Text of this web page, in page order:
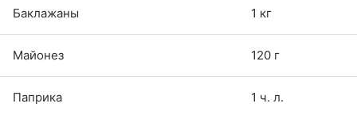
Баклажаны 1 кг
Майонез 120 г
Паприка 1 ч. л.